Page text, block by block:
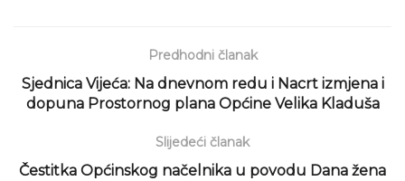
Predhodni članak
Sjednica Vijeća: Na dnevnom redu i Nacrt izmjena i
dopuna Prostornog plana Općine Velika Kladuša
Slijedeći članak
Čestitka Općinskog načelnika u povodu Dana žena